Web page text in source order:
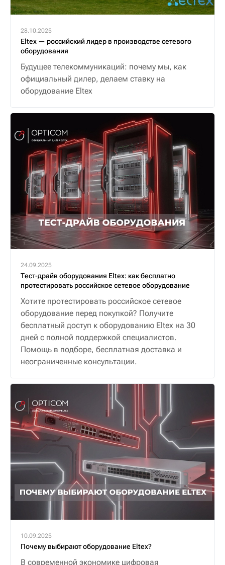
28.10.2025
Eltex — российский лидер в производстве сетевого
оборудования
Будущее телекоммуникаций: почему мы, как
официальный дилер, делаем ставку на
оборудование Eltex
24.09.2025
Тест-драйв оборудования Eltex: как бесплатно
протестировать российское сетевое оборудование
Хотите протестировать российское сетевое
оборудование перед покупкой? Получите
бесплатный доступ к оборудованию Eltex на 30
дней с полной поддержкой специалистов.
Помощь в подборе, бесплатная доставка и
неограниченные консультации.
10.09.2025
Почему выбирают оборудование Eltex?
В современной экономике цифровая